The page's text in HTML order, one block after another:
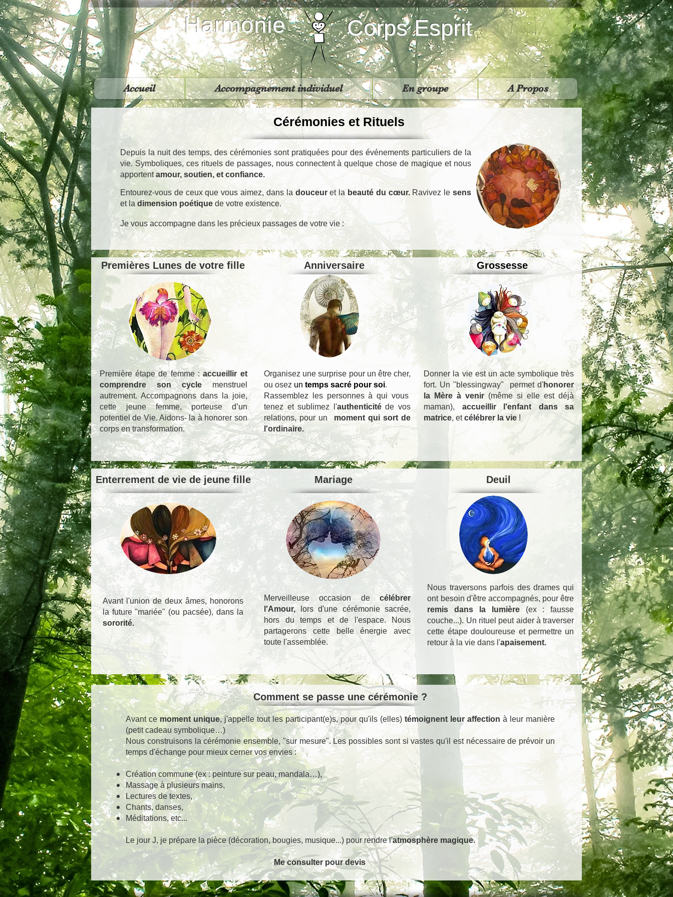
Corps Esprit
Harmonie
Accueil Accompagnement individuel En groupe A Propos
Cérémonies et Rituels
​Depuis la nuit des temps, des cérémonies sont pratiquées pour des événements particuliers de la
vie. Symboliques, ces rituels de passages, nous connectent à quelque chose de magique et nous
apportentamour, soutien, et confiance.
Entourez-vous de ceux que vous aimez, dans la douceuret la beauté du cœur. ​Ravivez le sens
et la dimension poétique de votre existence.
​Je vous accompagne dans les précieux passages de votre vie :
Premières Lunes de votre fille
Première étape de femme :accueillir et
comprendre son cycle menstruel
autrement. Accompagnons dans la joie,
cette jeune femme, porteuse d’un
potentiel de Vie. Aidons- la à honorer son
corps en transformation.
Anniversaire
Organisez une surprise pour un être cher,
ou osez un temps sacré pour soi.
Rassemblez les personnes à qui vous
tenez et sublimez l'authenticitéde vos
relations, pour un moment qui sort de
l'ordinaire.
Grossesse
Donner la vie est un acte symbolique très
fort. Un "blessingway" permet d'honorer
la Mère à venir (même si elle est déjà
maman), accueillir l'enfant dans sa
matrice, etcélébrer la vie !
Enterrement de vie de jeune fille
Avant l'union de deux âmes, honorons
la future "mariée" (ou pacsée), dans la
sororité.
Mariage
Merveilleuse occasion de célébrer
l'Amour, lors d'une cérémonie sacrée,
hors du temps et de l'espace. Nous
partagerons cette belle énergie avec
toute l'assemblée.
Deuil
Nous traversons parfois des drames qui
ont besoin d'être accompagnés, pour être
remis dans la lumière(ex : fausse
couche...). Un rituel peut aider à traverser
cette étapedouloureuse et permettre un
retour à la vie dans l'apaisement.
Comment se passe une cérémonie ?
Avant ce moment unique, j'appelle tout les participant(e)s, pour qu'ils (elles) témoignent leur affection à leur manière
(petit cadeau symbolique…)
Nous construisons la cérémonie ensemble, "sur mesure". Les possibles sont si vastes qu'il est nécessaire de prévoir un
temps d'échange pour mieux cerner vos envies :
Création commune (ex : peinture sur peau, mandala…),
Massage à plusieurs mains,
Lectures de textes,
Chants, danses,
Méditations, etc...
​
Le jour J, je prépare la pièce (décoration, bougies, musique...) pour rendre l'atmosphère magique.
Me consulter pour devis